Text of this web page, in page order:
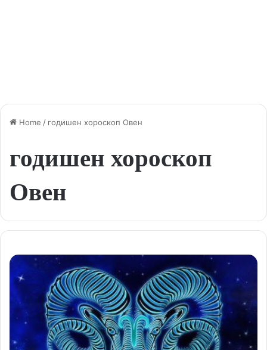
Home / годишен хороскоп Овен
годишен хороскоп
Овен